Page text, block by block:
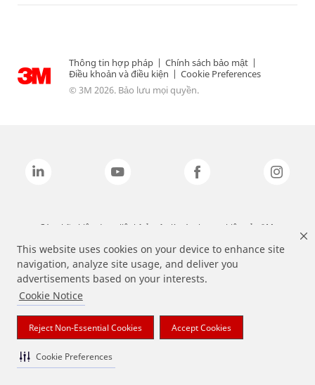
This website uses cookies on your device to enhance site
navigation, analyze site usage, and deliver you
advertisements based on your interests.
Cookie Notice
Reject Non-Essential Cookies Accept Cookies
Cookie Preferences
Thông tin hợp pháp | Chính sách bảo mật |
Điều khoản và điều kiện | Cookie Preferences
© 3M 2026. Bảo lưu mọi quyền.
Các nhãn hiệu được liệt kê ở trên là các thương hiệu của 3M.